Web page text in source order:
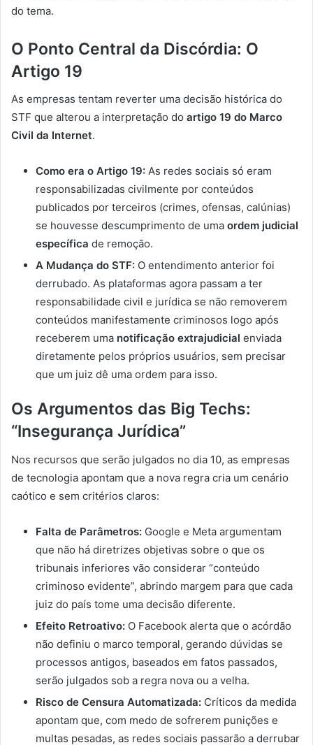
do tema.
O Ponto Central da Discórdia: O
Artigo 19
As empresas tentam reverter uma decisão histórica do
STF que alterou a interpretação do artigo 19 do Marco
Civil da Internet.
Como era o Artigo 19: As redes sociais só eram
responsabilizadas civilmente por conteúdos
publicados por terceiros (crimes, ofensas, calúnias)
se houvesse descumprimento de uma ordem judicial
específica de remoção.
A Mudança do STF: O entendimento anterior foi
derrubado. As plataformas agora passam a ter
responsabilidade civil e jurídica se não removerem
conteúdos manifestamente criminosos logo após
receberem uma notificação extrajudicial enviada
diretamente pelos próprios usuários, sem precisar
que um juiz dê uma ordem para isso.
Os Argumentos das Big Techs:
“Insegurança Jurídica”
Nos recursos que serão julgados no dia 10, as empresas
de tecnologia apontam que a nova regra cria um cenário
caótico e sem critérios claros:
Falta de Parâmetros: Google e Meta argumentam
que não há diretrizes objetivas sobre o que os
tribunais inferiores vão considerar “conteúdo
criminoso evidente”, abrindo margem para que cada
juiz do país tome uma decisão diferente.
Efeito Retroativo: O Facebook alerta que o acórdão
não definiu o marco temporal, gerando dúvidas se
processos antigos, baseados em fatos passados,
serão julgados sob a regra nova ou a velha.
Risco de Censura Automatizada: Críticos da medida
apontam que, com medo de sofrerem punições e
multas pesadas, as redes sociais passarão a derrubar